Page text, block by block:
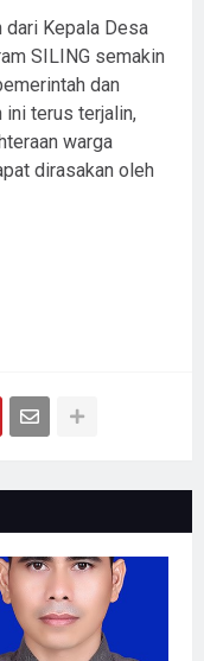
dari Kepala Desa
SILING semakin
dan
ini terus terjalin,
warga
dirasakan oleh